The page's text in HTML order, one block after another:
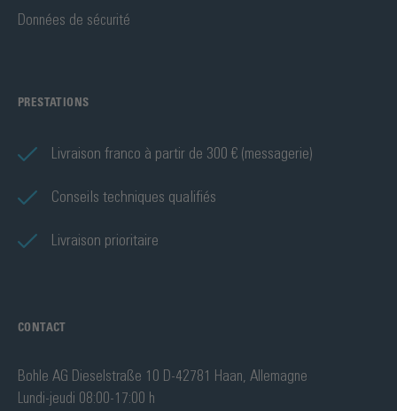
Données de sécurité
PRESTATIONS
Livraison franco à partir de 300 € (messagerie)
Conseils techniques qualifiés
Livraison prioritaire
CONTACT
Bohle AG Dieselstraße 10 D-42781 Haan, Allemagne
Lundi-jeudi 08:00-17:00 h